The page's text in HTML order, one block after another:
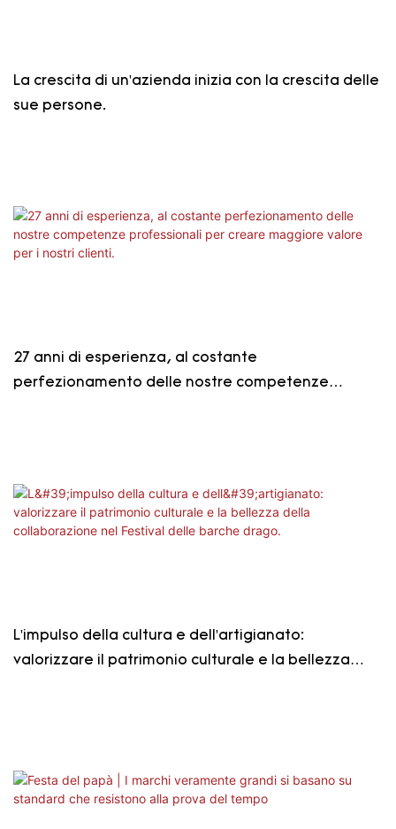
La crescita di un'azienda inizia con la crescita delle
sue persone.
27 anni di esperienza, al costante
perfezionamento delle nostre competenze
L'impulso della cultura e dell'artigianato:
valorizzare il patrimonio culturale e la bellezza